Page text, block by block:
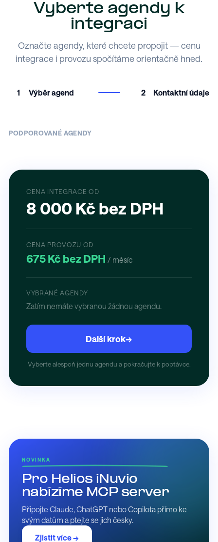
Vyberte agendy k
integraci
Označte agendy, které chcete propojit — cenu
integrace i provozu spočítáme orientačně hned.
1 Výběr agend 2 Kontaktní údaje
PODPOROVANÉ AGENDY
CENA INTEGRACE OD
8 000 Kč bez DPH
CENA PROVOZU OD
675 Kč bez DPH / měsíc
VYBRANÉ AGENDY
Zatím nemáte vybranou žádnou agendu.
Další krok→
Vyberte alespoň jednu agendu a pokračujte k poptávce.
NOVINKA
Pro Helios iNuvio
nabízíme MCP server
Připojte Claude, ChatGPT nebo Copilota přímo ke
svým datům a ptejte se jich česky.
Zjistit více →